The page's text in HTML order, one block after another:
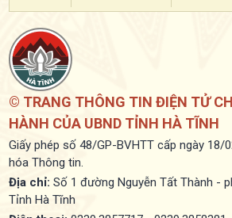
© TRANG THÔNG TIN ĐIỆN TỬ
HÀNH CỦA UBND TỈNH HÀ TĨNH
Giấy phép số 48/GP-BVHTT cấp ngày 18/
hóa Thông tin.
Địa chỉ: Số 1 đường Nguyễn Tất Thành -
Tỉnh Hà Tĩnh